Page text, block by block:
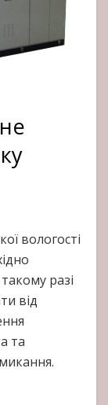
вологості
разі
від
та